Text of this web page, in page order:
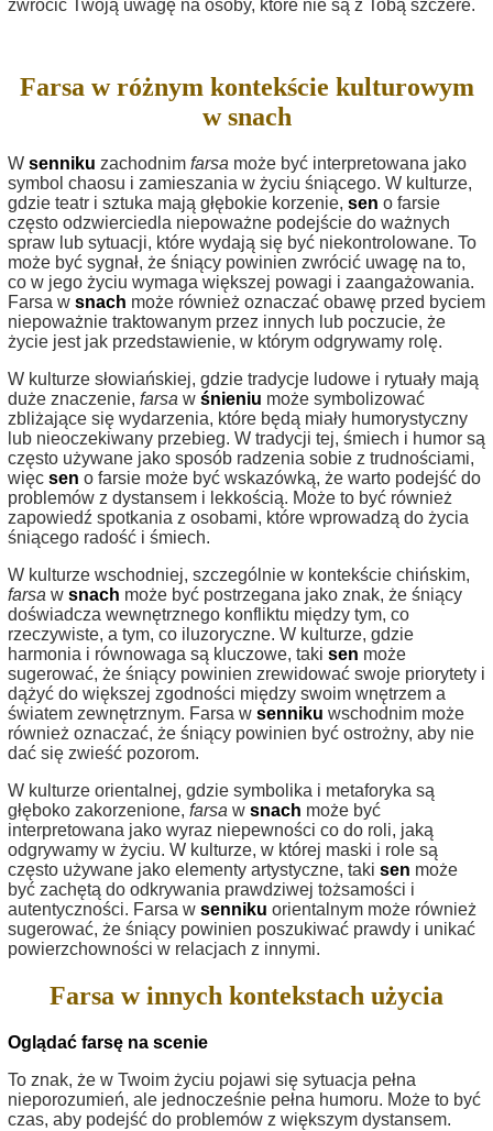
zwrócić Twoją uwagę na osoby, które nie są z Tobą szczere.
Farsa w różnym kontekście kulturowym
w snach
W senniku zachodnim farsa może być interpretowana jako
symbol chaosu i zamieszania w życiu śniącego. W kulturze,
gdzie teatr i sztuka mają głębokie korzenie, sen o farsie
często odzwierciedla niepoważne podejście do ważnych
spraw lub sytuacji, które wydają się być niekontrolowane. To
może być sygnał, że śniący powinien zwrócić uwagę na to,
co w jego życiu wymaga większej powagi i zaangażowania.
Farsa w snach może również oznaczać obawę przed byciem
niepoważnie traktowanym przez innych lub poczucie, że
życie jest jak przedstawienie, w którym odgrywamy rolę.
W kulturze słowiańskiej, gdzie tradycje ludowe i rytuały mają
duże znaczenie, farsa w śnieniu może symbolizować
zbliżające się wydarzenia, które będą miały humorystyczny
lub nieoczekiwany przebieg. W tradycji tej, śmiech i humor są
często używane jako sposób radzenia sobie z trudnościami,
więc sen o farsie może być wskazówką, że warto podejść do
problemów z dystansem i lekkością. Może to być również
zapowiedź spotkania z osobami, które wprowadzą do życia
śniącego radość i śmiech.
W kulturze wschodniej, szczególnie w kontekście chińskim,
farsa w snach może być postrzegana jako znak, że śniący
doświadcza wewnętrznego konfliktu między tym, co
rzeczywiste, a tym, co iluzoryczne. W kulturze, gdzie
harmonia i równowaga są kluczowe, taki sen może
sugerować, że śniący powinien zrewidować swoje priorytety i
dążyć do większej zgodności między swoim wnętrzem a
światem zewnętrznym. Farsa w senniku wschodnim może
również oznaczać, że śniący powinien być ostrożny, aby nie
dać się zwieść pozorom.
W kulturze orientalnej, gdzie symbolika i metaforyka są
głęboko zakorzenione, farsa w snach może być
interpretowana jako wyraz niepewności co do roli, jaką
odgrywamy w życiu. W kulturze, w której maski i role są
często używane jako elementy artystyczne, taki sen może
być zachętą do odkrywania prawdziwej tożsamości i
autentyczności. Farsa w senniku orientalnym może również
sugerować, że śniący powinien poszukiwać prawdy i unikać
powierzchowności w relacjach z innymi.
Farsa w innych kontekstach użycia
Oglądać farsę na scenie
To znak, że w Twoim życiu pojawi się sytuacja pełna
nieporozumień, ale jednocześnie pełna humoru. Może to być
czas, aby podejść do problemów z większym dystansem.